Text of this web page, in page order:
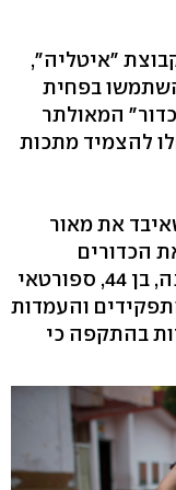
"איטליה",
בפחית
המאולתר
להצמיד מתכות
מכונאי תעשייתי בן 51 שאיבד את מאור
בגיל 23, מכין את הכדורים
המיוחדים בביתו. חוסה לואיס מולינה, בן 44, ספורטאי
13, אומר שהתפקידים והעמדות
בהתקפה כי